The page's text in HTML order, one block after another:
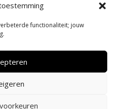
functionaliteit; jouw
– 17.30
Voorwaarden
(EU)